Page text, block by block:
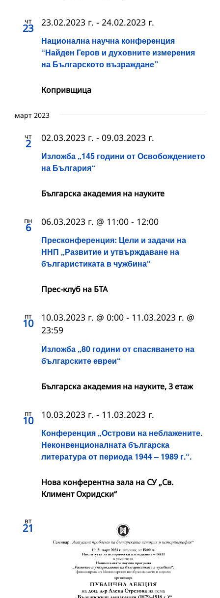
чт
23
Национална научна конференция
“Найден Геров и духовните измерения
на Българското възраждане”
23.02.2023 г. - 24.02.2023 г.
Копривщица
март 2023
чт
2
Изложба „145 години от Освобождението
на България“
02.03.2023 г. - 09.03.2023 г.
Българска академия на науките
пн
6
Пресконференция: Цели и задачи на
ННП „Развитие и утвърждаване на
българистиката в чужбина“
06.03.2023 г. @ 11:00 - 12:00
Прес-клуб на БТА
пт
10
Изложба „80 години от спасяването на
българските евреи“
10.03.2023 г. @ 0:00 - 11.03.2023 г. @
23:59
Българска академия на науките, 3 етаж
пт
10
Конференция „Острови на неблажените.
Неконвенционалната българска
литература от периода 1944 – 1989 г.“.
10.03.2023 г. - 11.03.2023 г.
Нова конферентна зала на СУ „Св.
Климент Охридски“
вт
21